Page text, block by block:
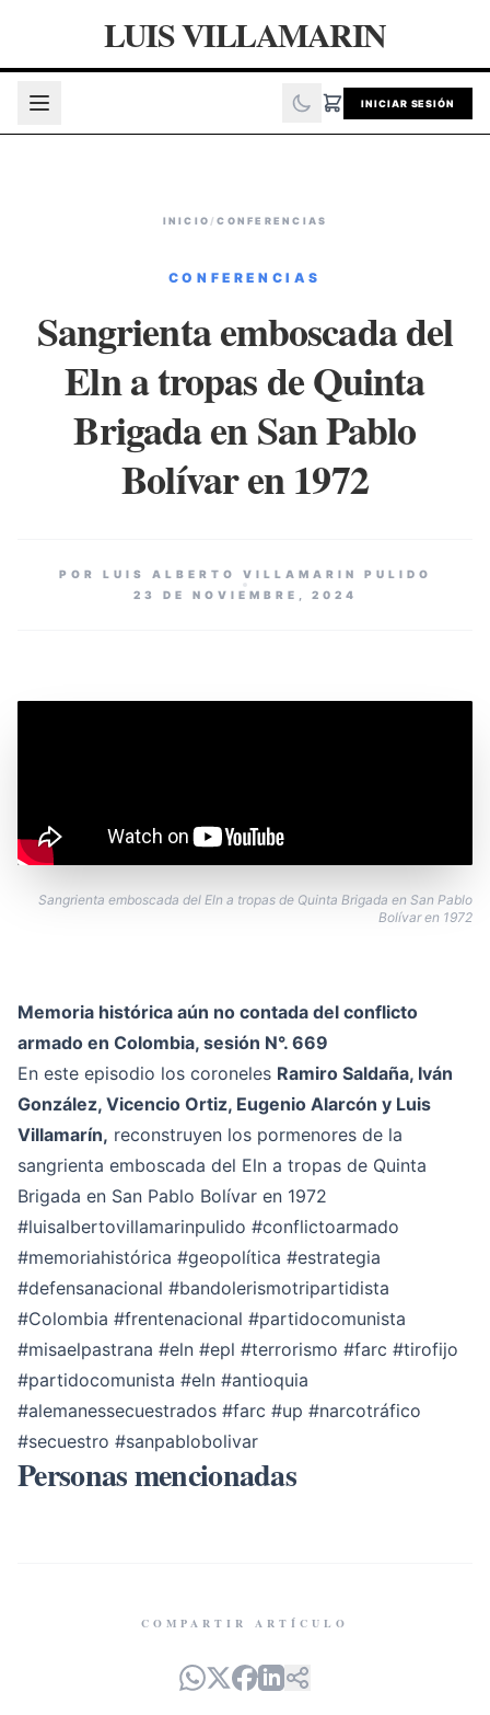
LUIS VILLAMARIN
INICIAR SESIÓN
INICIO /CONFERENCIAS
CONFERENCIAS
Sangrienta emboscada del
Eln a tropas de Quinta
Brigada en San Pablo
Bolívar en 1972
POR LUIS ALBERTO VILLAMARIN PULIDO
23 DE NOVIEMBRE, 2024
Sangrienta emboscada del Eln a tropas de Quinta Brigada en San Pablo
Bolívar en 1972
Memoria histórica aún no contada del conflicto
armado en Colombia, sesión N°. 669
En este episodio los coroneles Ramiro Saldaña, Iván
González, Vicencio Ortiz, Eugenio Alarcón y Luis
Villamarín, reconstruyen los pormenores de la
sangrienta emboscada del Eln a tropas de Quinta
Brigada en San Pablo Bolívar en 1972
#luisalbertovillamarinpulido #conflictoarmado
#memoriahistórica #geopolítica #estrategia
#defensanacional #bandolerismotripartidista
#Colombia #frentenacional #partidocomunista
#misaelpastrana #eln #epl #terrorismo #farc #tirofijo
#partidocomunista #eln #antioquia
#alemanessecuestrados #farc #up #narcotráfico
#secuestro #sanpablobolivar
Personas mencionadas
COMPARTIR ARTÍCULO